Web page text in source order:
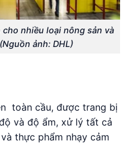
nhiều loại nông sản và
ảnh: DHL)
toàn cầu, được trang bị
và độ ẩm, xử lý tất cả
thực phẩm nhạy cảm